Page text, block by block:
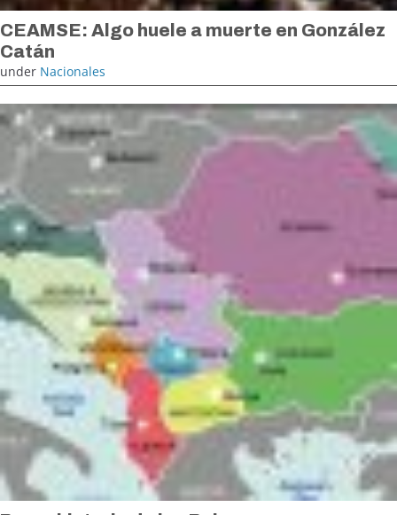
CEAMSE: Algo huele a muerte en González
Catán
under Nacionales